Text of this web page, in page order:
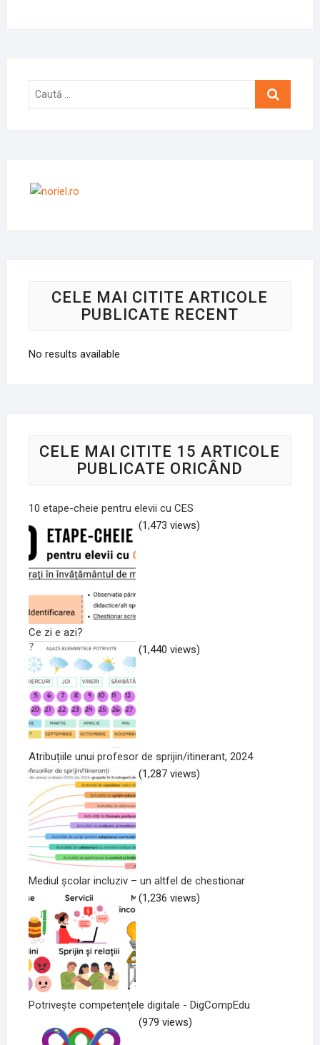
Caută
CELE MAI CITITE ARTICOLE
PUBLICATE RECENT
No results available
CELE MAI CITITE 15 ARTICOLE
PUBLICATE ORICÂND
10 etape-cheie pentru elevii cu CES
(1,473 views)
Ce zi e azi?
(1,440 views)
Atribuțiile unui profesor de sprijin/itinerant, 2024
(1,287 views)
Mediul școlar incluziv – un altfel de chestionar
(1,236 views)
Potrivește competențele digitale - DigCompEdu
(979 views)